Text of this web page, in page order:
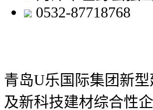
0532-87718768
青岛U乐国际集团新
及新科技建材综合性